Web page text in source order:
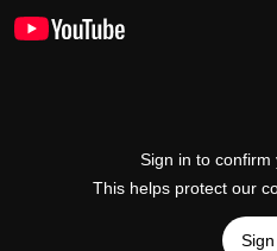
Sign in to confirm
This helps protect our